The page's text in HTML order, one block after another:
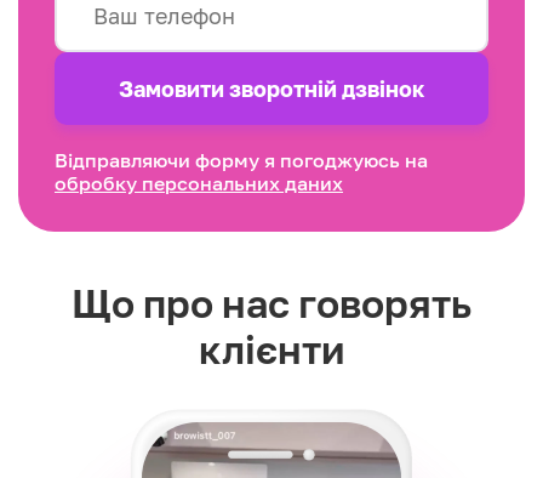
Замовити зворотнiй дзвінок
Відправляючи форму я погоджуюсь на
обробку персональних даних
Що про нас говорять
клієнти